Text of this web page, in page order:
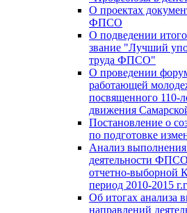
О проектах
ФПСО
О подведении
звание "Лучший
труда ФПСО"
О проведении
работающей
посвященного 110-
движения
Постановление о
по подготовке
Анализ
деятельности
отчетно-
период 2010-2015
Об итогах анализа
направлений